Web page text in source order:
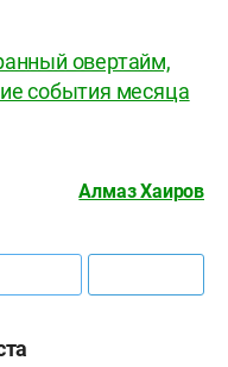
овертайм,
события месяца
Алмаз Хаиров